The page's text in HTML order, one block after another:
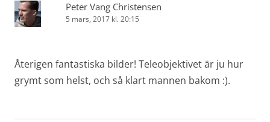
Peter Vang Christensen
5 mars, 2017 kl. 20:15
Återigen fantastiska bilder! Teleobjektivet är ju hur
grymt som helst, och så klart mannen bakom :).